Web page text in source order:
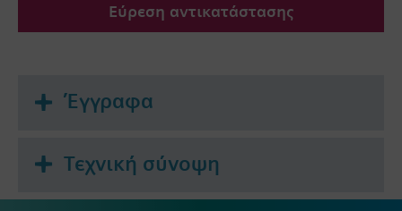
Εύρεση αντικατάστασης
Έγγραφα
Τεχνική σύνοψη